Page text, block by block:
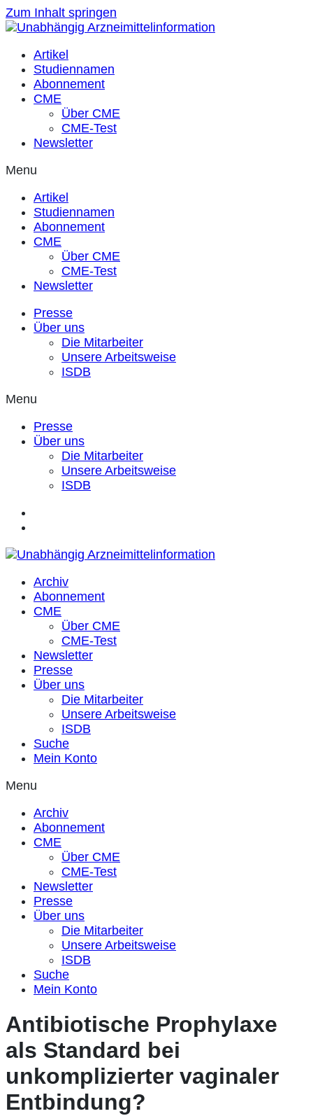
Zum Inhalt springen
Artikel
Studiennamen
Abonnement
CME
Über CME
CME-Test
Newsletter
Menu
Artikel
Studiennamen
Abonnement
CME
Über CME
CME-Test
Newsletter
Presse
Über uns
Die Mitarbeiter
Unsere Arbeitsweise
ISDB
Menu
Presse
Über uns
Die Mitarbeiter
Unsere Arbeitsweise
ISDB
Archiv
Abonnement
CME
Über CME
CME-Test
Newsletter
Presse
Über uns
Die Mitarbeiter
Unsere Arbeitsweise
ISDB
Suche
Mein Konto
Menu
Archiv
Abonnement
CME
Über CME
CME-Test
Newsletter
Presse
Über uns
Die Mitarbeiter
Unsere Arbeitsweise
ISDB
Suche
Mein Konto
Antibiotische Prophylaxe
als Standard bei
unkomplizierter vaginaler
Entbindung?